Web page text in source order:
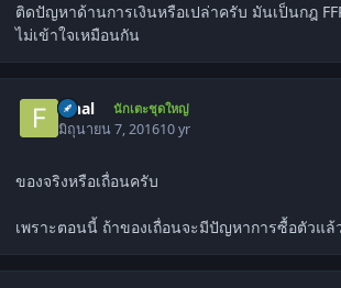
ติดปัญหาด้านการเงินหรือเปล่าครับ มันเป็นกฎ
ไม่เข้าใจเหมือนกัน
Final นักเตะชุดใหญ่
มิถุนายน 7, 201610 yr
ของจริงหรือเถื่อนครับ
เพราะตอนนี้ ถ้าของเถื่อนจะมีปัญหาการซื้อตัวแ